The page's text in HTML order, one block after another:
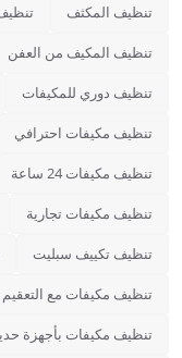
تنظيف المكثف
تنظيف المكيف من العفن
تنظيف دوري للمكيفات
تنظيف مكيفات احترافي
تنظيف مكيفات 24 ساعة
تنظيف مكيفات تجارية
تنظيف تكييف سبليت
تنظيف مكيفات مع التعقيم
تنظيف مكيفات بأجهزة